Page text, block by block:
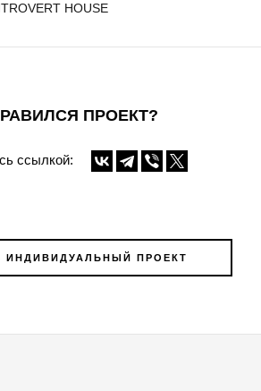
HOUSE
ПРОЕКТ?
ссылкой:
ИНДИВИДУАЛЬНЫЙ ПРОЕКТ